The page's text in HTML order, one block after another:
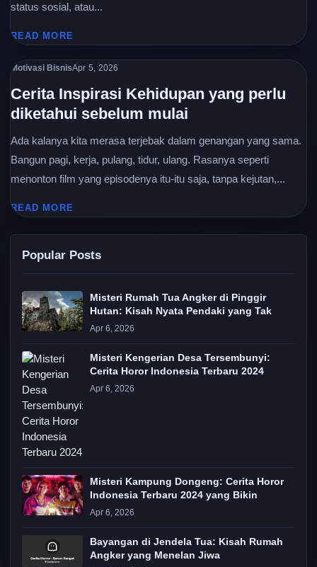
status sosial, atau...
READ MORE
Motivasi BisnisApr 5, 2026
Cerita Inspirasi Kehidupan yang perlu
diketahui sebelum mulai
Ada kalanya kita merasa terjebak dalam genangan yang sama.
Bangun pagi, kerja, pulang, tidur, ulang. Rasanya seperti
menonton film yang episodenya itu-itu saja, tanpa kejutan,...
READ MORE
Popular Posts
Misteri Rumah Tua Angker di Pinggir
Hutan: Kisah Nyata Pendaki yang Tak
Apr 6, 2026
Misteri Kengerian Desa Tersembunyi:
Cerita Horor Indonesia Terbaru 2024
Apr 6, 2026
Misteri Kampung Dongeng: Cerita Horor
Indonesia Terbaru 2024 yang Bikin
Apr 6, 2026
Bayangan di Jendela Tua: Kisah Rumah
Angker yang Menelan Jiwa